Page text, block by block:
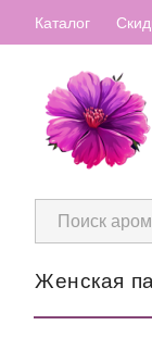
Каталог
Женская